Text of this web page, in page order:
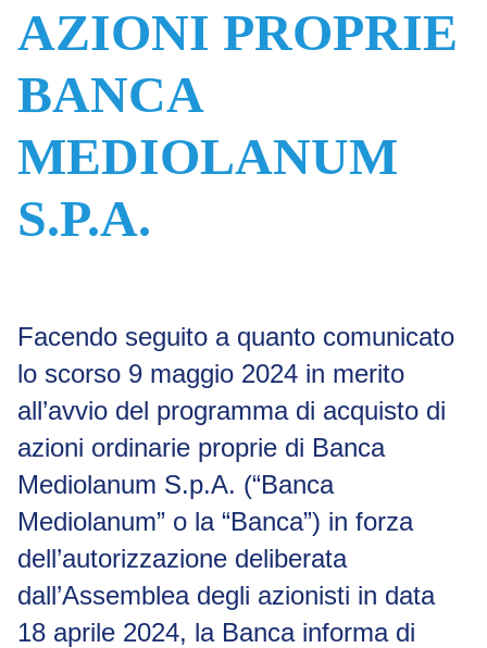
AZIONI PROPRIE
BANCA
MEDIOLANUM
S.P.A.
Facendo seguito a quanto comunicato
lo scorso 9 maggio 2024 in merito
all’avvio del programma di acquisto di
azioni ordinarie proprie di Banca
Mediolanum S.p.A. (“Banca
Mediolanum” o la “Banca”) in forza
dell’autorizzazione deliberata
dall’Assemblea degli azionisti in data
18 aprile 2024, la Banca informa di